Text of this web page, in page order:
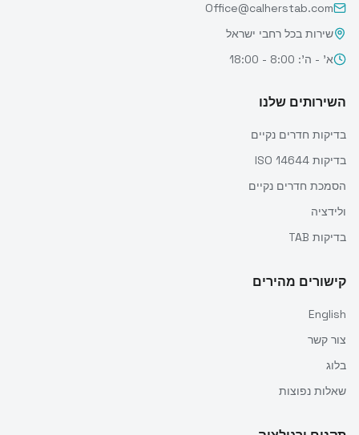
Office@calherstab.com
שירות בכל רחבי ישראל
א' - ה': 8:00 - 18:00
השירותים שלנו
בדיקות חדרים נקיים
בדיקות ISO 14644
הסמכת חדרים נקיים
ולידציה
בדיקות TAB
קישורים מהירים
English
צור קשר
בלוג
שאלות נפוצות